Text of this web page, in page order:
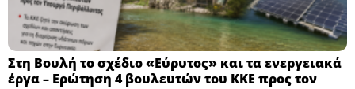
Στη Βουλή το σχέδιο «Εύρυτος» και τα ενεργειακά
έργα – Ερώτηση 4 βουλευτών του ΚΚΕ προς τον